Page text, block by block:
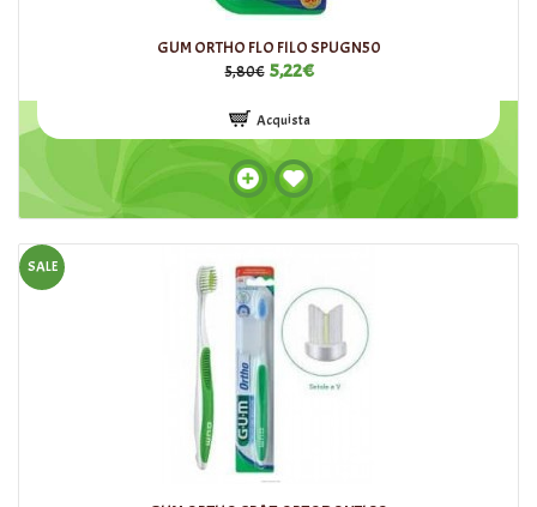
GUM ORTHO FLO FILO SPUGN50
5,80€ 5,22€
Acquista
SALE